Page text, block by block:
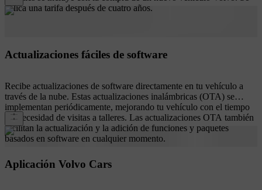
aplica una tarifa después de cuatro años.
Actualizaciones fáciles de software
Recibe actualizaciones de software directamente en tu vehículo a
través de la nube. Estas actualizaciones inalámbricas (OTA) se
implementan periódicamente, mejorando tu vehículo con el tiempo
sin necesidad de visitas a talleres. Las actualizaciones OTA también
facilitan la actualización y la adición de funciones y paquetes
basados en software en cualquier momento.
Aplicación Volvo Cars